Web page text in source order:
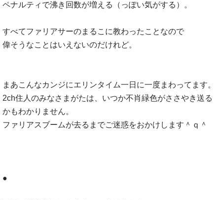
ペナルティで沸き回数が増える（っぽい気がする）。
すべてファリアサーのまるこに教わったことなので
偉そうなことはいえないのだけれど。
まあこんなカンジにエリンタイム一日に一度まわってます。
2ch住人のみなさまがたは、いつか不肖緑色がささやき送る
かもわかりません。
ファリアスブームが去るまでご迷惑をおかけします＾ｑ＾
●